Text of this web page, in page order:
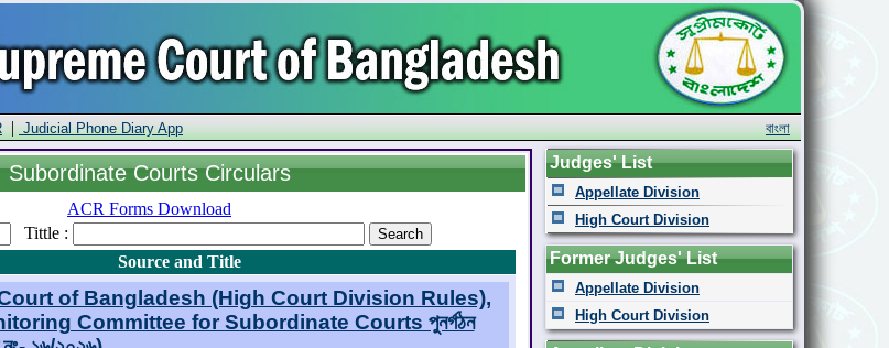
| Judicial Phone Diary App বাংলা
Subordinate Courts Circulars
ACR Forms Download
Tittle :
Source and Title
of Bangladesh (High Court Division Rules),
Committee for Subordinate Courts পুনর্গঠন
Judges' List
Appellate Division
High Court Division
Former Judges' List
Appellate Division
High Court Division